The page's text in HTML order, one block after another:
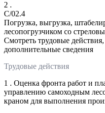
2 .
C/02.4
Погрузка, выгрузка,
лесопогрузчиком со
Смотреть трудовые
дополнительные сведения
Трудовые действия
1 . Оценка фронта работ и
управлению самоходным
краном для выполнения